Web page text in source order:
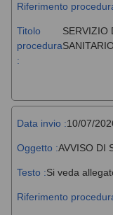
Riferimento
Titolo
procedura
:
SERVIZIO
Data invio :10/07/
Oggetto :AVVISO DI
Testo :Si veda
Riferimento